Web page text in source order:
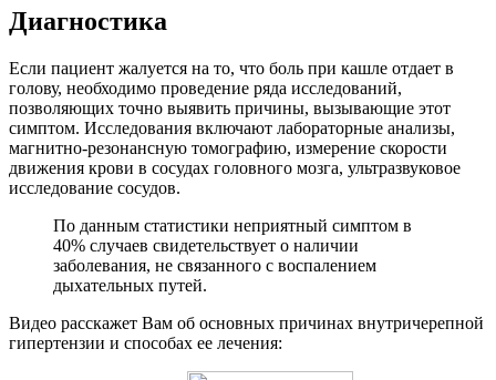
Диагностика
Если пациент жалуется на то, что боль при кашле отдает в
голову, необходимо проведение ряда исследований,
позволяющих точно выявить причины, вызывающие этот
симптом. Исследования включают лабораторные анализы,
магнитно-резонансную томографию, измерение скорости
движения крови в сосудах головного мозга, ультразвуковое
исследование сосудов.
По данным статистики неприятный симптом в
40% случаев свидетельствует о наличии
заболевания, не связанного с воспалением
дыхательных путей.
Видео расскажет Вам об основных причинах внутричерепной
гипертензии и способах ее лечения: